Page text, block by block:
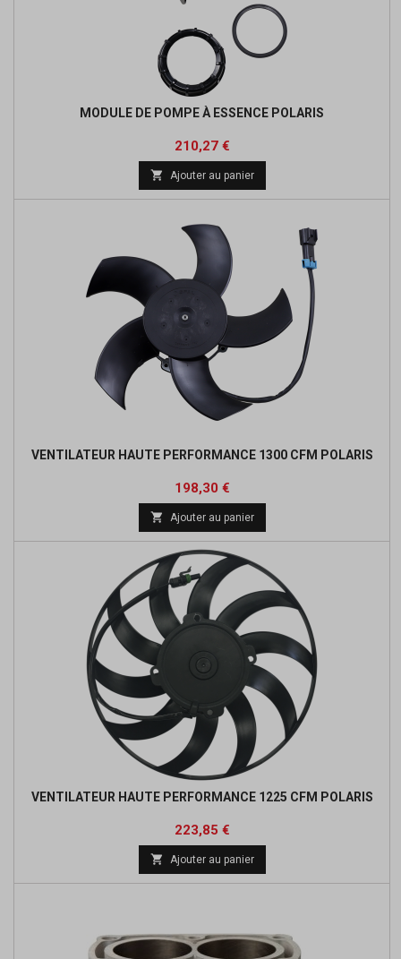
MODULE DE POMPE À ESSENCE POLARIS
Prix
210,27 €Prix
de
base
 Ajouter au panier
VENTILATEUR HAUTE PERFORMANCE 1300 CFM POLARIS
Prix
198,30 €Prix
de
base
 Ajouter au panier
VENTILATEUR HAUTE PERFORMANCE 1225 CFM POLARIS
Prix
223,85 €Prix
de
base
 Ajouter au panier